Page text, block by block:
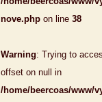
nove.php on line 38
Warning: Trying to
offset on null in
/home/beercoas/www/